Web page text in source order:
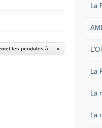
La
La
La
La